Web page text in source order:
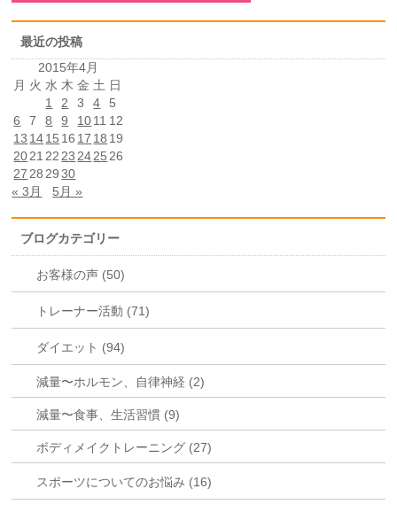
最近の投稿
2015年4月
月 火 水 木 金 土 日
1
2 3 4
5
6
7 8 9 1011 12
13 1415 16 17 18 19
2021 22 23 2425 26
27 28 29 30
« 3月
5月 »
ブログカテゴリー
お客様の声 (50)
トレーナー活動 (71)
ダイエット (94)
減量〜ホルモン、自律神経 (2)
減量〜食事、生活習慣 (9)
ボディメイクトレーニング (27)
スポーツについてのお悩み (16)